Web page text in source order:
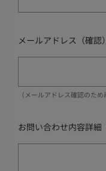
メールアドレス（確認）
（メールアドレス確認のた
お問い合わせ内容詳細